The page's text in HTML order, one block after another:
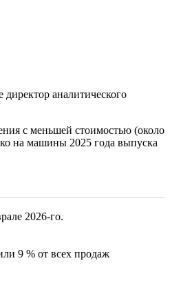
директор аналитического
с меньшей стоимостью (около
на машины 2025 года выпуска
2026-го.
9 % от всех продаж